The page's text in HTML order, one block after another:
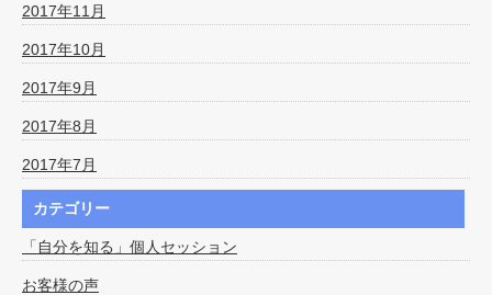
2017年11月
2017年10月
2017年9月
2017年8月
2017年7月
カテゴリー
「自分を知る」個人セッション
お客様の声